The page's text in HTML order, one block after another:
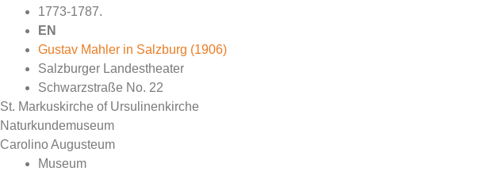
1773-1787.
EN
Gustav Mahler in Salzburg (1906)
Salzburger Landestheater
Schwarzstraße No. 22
St. Markuskirche of Ursulinenkirche
Naturkundemuseum
Carolino Augusteum
Museum